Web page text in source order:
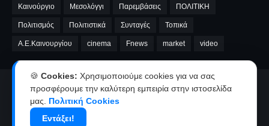
Καινούργιο Μεσολόγγι Παρεμβάσεις ΠΟΛΙΤΙΚΗ
Πολιτισμός Πολιτιστικά Συνταγές Τοπικά
A.E.Καινουργίου cinema Fnews market video
Αρχική Ταυτότητα
Όροι χρήσης-Πολιτική απορρήτου
Επικοινωνία-Διαφήμιση
Copyright ©2026 kainourgiopress-Νέα από το Καινούργιο,το Αγρίνιο
🍪 Cookies: Χρησιμοποιούμε cookies για να σας
προσφέρουμε την καλύτερη εμπειρία στην ιστοσελίδα
μας. Πολιτική Cookies
Εντάξει!